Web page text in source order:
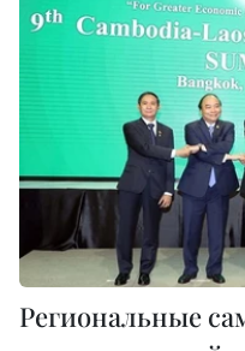
Региональные